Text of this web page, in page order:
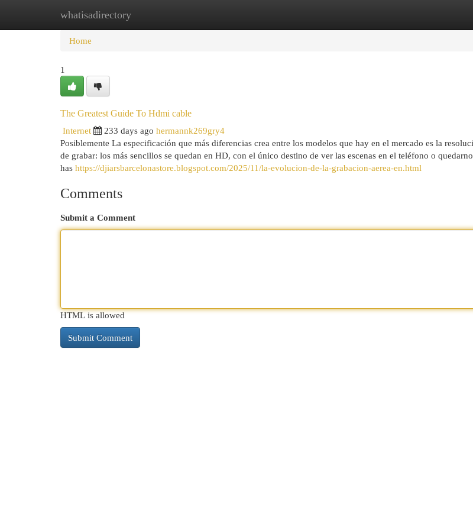
whatisadirectory
Home New Site Listings
Home
1
The Greatest Guide To Hdmi cable
Internet
233 days ago hermannk269gry4
Posiblemente La especificación que más diferencias crea entre los modelos que hay en el mercado es la
de grabar: los más sencillos se quedan en HD, con el único destino de ver las escenas en el teléfono o
has https://djiarsbarcelonastore.blogspot.com/2025/11/la-evolucion-de-la-grabacion-aerea-en.html
Comments
Submit a Comment
HTML is allowed